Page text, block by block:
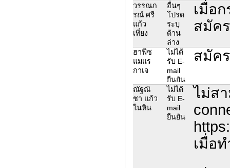
วรรณภ
รณ์ ศรี
แก้ว
เที่ยง
อื่นๆ
โปรด
ระบุ
ด้าน
ล่าง
เมื่อ
สมัค
ฮาฟีซ
แมแร
กาเจ
ไม่ได้
รับ E-
mail
ยืนยัน
สมัค
ณัฐณิ
ชา แก้ว
ในหิน
ไม่ได้
รับ E-
mail
ยืนยัน
ไม่ส
เมื่อ